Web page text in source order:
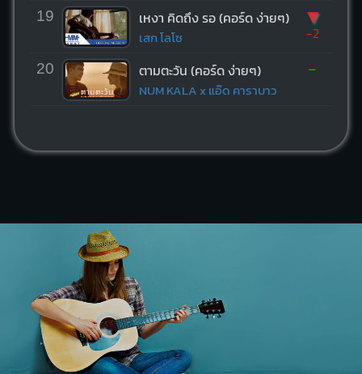
19 เหงา คิดถึง รอ (คอร์ด ง่ายๆ)
เสก โลโซ
▼
-2
20 ตามตะวัน (คอร์ด ง่ายๆ)
NUM KALA x แอ๊ด คาราบาว
-